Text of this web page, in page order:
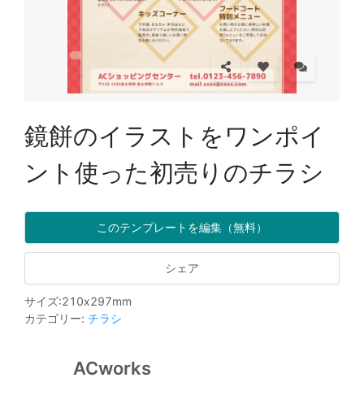
鏡餅のイラストをワンポイ
ント使った初売りのチラシ
このテンプレートを編集（無料）
シェア
サイズ:210x297mm
カテゴリー: チラシ
ACworks